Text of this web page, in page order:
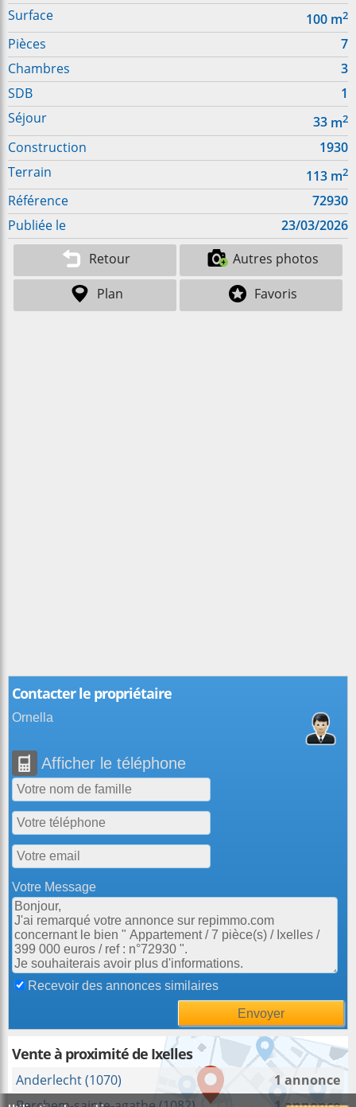
Surface
100 m2
Pièces
7
Chambres
3
SDB
1
Séjour
33 m2
Construction
1930
Terrain
113 m2
Référence
72930
Publiée le
23/03/2026
Retour
Autres photos
Plan
Favoris
Contacter le propriétaire
Ornella
Afficher le téléphone
Votre Message
Recevoir des annonces similaires
Vente à proximité de Ixelles
Anderlecht (1070)
1 annonce